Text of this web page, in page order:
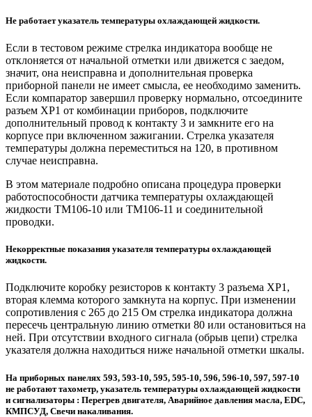
Не работает указатель температуры охлаждающей жидкости.
Если в тестовом режиме стрелка индикатора вообще не
отклоняется от начальной отметки или движется с заедом,
значит, она неисправна и дополнительная проверка
приборной панели не имеет смысла, ее необходимо заменить.
Если компаратор завершил проверку нормально, отсоедините
разъем XP1 от комбинации приборов, подключите
дополнительный провод к контакту 3 и замкните его на
корпусе при включенном зажигании. Стрелка указателя
температуры должна переместиться на 120, в противном
случае неисправна.
В этом материале подробно описана процедура проверки
работоспособности датчика температуры охлаждающей
жидкости TM106-10 или TM106-11 и соединительной
проводки.
Некорректные показания указателя температуры охлаждающей
жидкости.
Подключите коробку резисторов к контакту 3 разъема XP1,
вторая клемма которого замкнута на корпус. При изменении
сопротивления с 265 до 215 Ом стрелка индикатора должна
пересечь центральную линию отметки 80 или остановиться на
ней. При отсутствии входного сигнала (обрыв цепи) стрелка
указателя должна находиться ниже начальной отметки шкалы.
На приборных панелях 593, 593-10, 595, 595-10, 596, 596-10, 597, 597-10
не работают тахометр, указатель температуры охлаждающей жидкости
и сигнализаторы : Перегрев двигателя, Аварийное давления масла, EDC,
КМПСУД, Свечи накаливания.